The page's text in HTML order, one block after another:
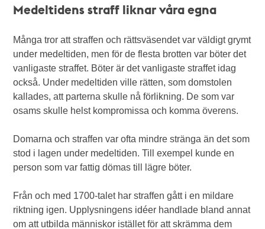
Medeltidens straff liknar våra egna
Många tror att straffen och rättsväsendet var väldigt grymt
under medeltiden, men för de flesta brotten var böter det
vanligaste straffet. Böter är det vanligaste straffet idag
också. Under medeltiden ville rätten, som domstolen
kallades, att parterna skulle nå förlikning. De som var
osams skulle helst kompromissa och komma överens.
Domarna och straffen var ofta mindre stränga än det som
stod i lagen under medeltiden. Till exempel kunde en
person som var fattig dömas till lägre böter.
Från och med 1700-talet har straffen gått i en mildare
riktning igen. Upplysningens idéer handlade bland annat
om att utbilda människor istället för att skrämma dem